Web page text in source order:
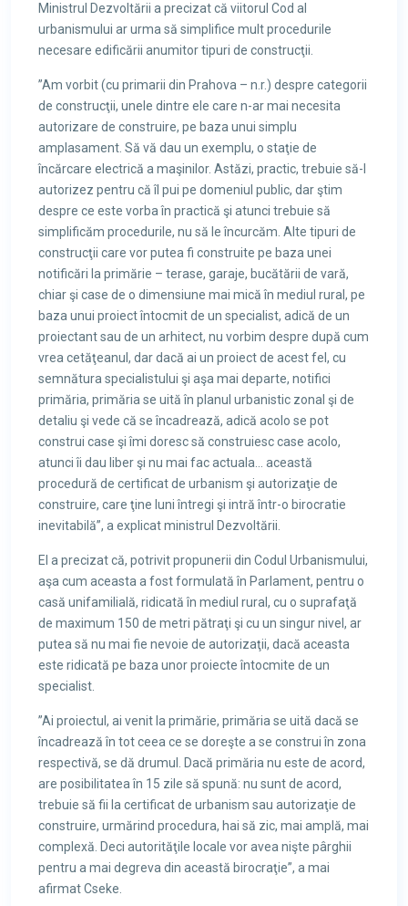
Ministrul Dezvoltării a precizat că viitorul Cod al
urbanismului ar urma să simplifice mult procedurile
necesare edificării anumitor tipuri de construcţii.
”Am vorbit (cu primarii din Prahova – n.r.) despre categorii
de construcţii, unele dintre ele care n-ar mai necesita
autorizare de construire, pe baza unui simplu
amplasament. Să vă dau un exemplu, o staţie de
încărcare electrică a maşinilor. Astăzi, practic, trebuie să-l
autorizez pentru că îl pui pe domeniul public, dar ştim
despre ce este vorba în practică şi atunci trebuie să
simplificăm procedurile, nu să le încurcăm. Alte tipuri de
construcţii care vor putea fi construite pe baza unei
notificări la primărie – terase, garaje, bucătării de vară,
chiar şi case de o dimensiune mai mică în mediul rural, pe
baza unui proiect întocmit de un specialist, adică de un
proiectant sau de un arhitect, nu vorbim despre după cum
vrea cetăţeanul, dar dacă ai un proiect de acest fel, cu
semnătura specialistului şi aşa mai departe, notifici
primăria, primăria se uită în planul urbanistic zonal şi de
detaliu şi vede că se încadrează, adică acolo se pot
construi case şi îmi doresc să construiesc case acolo,
atunci îi dau liber şi nu mai fac actuala… această
procedură de certificat de urbanism şi autorizaţie de
construire, care ţine luni întregi şi intră într-o birocratie
inevitabilă”, a explicat ministrul Dezvoltării.
El a precizat că, potrivit propunerii din Codul Urbanismului,
aşa cum aceasta a fost formulată în Parlament, pentru o
casă unifamilială, ridicată în mediul rural, cu o suprafaţă
de maximum 150 de metri pătraţi şi cu un singur nivel, ar
putea să nu mai fie nevoie de autorizaţii, dacă aceasta
este ridicată pe baza unor proiecte întocmite de un
specialist.
”Ai proiectul, ai venit la primărie, primăria se uită dacă se
încadrează în tot ceea ce se doreşte a se construi în zona
respectivă, se dă drumul. Dacă primăria nu este de acord,
are posibilitatea în 15 zile să spună: nu sunt de acord,
trebuie să fii la certificat de urbanism sau autorizaţie de
construire, urmărind procedura, hai să zic, mai amplă, mai
complexă. Deci autorităţile locale vor avea nişte pârghii
pentru a mai degreva din această birocraţie”, a mai
afirmat Cseke.